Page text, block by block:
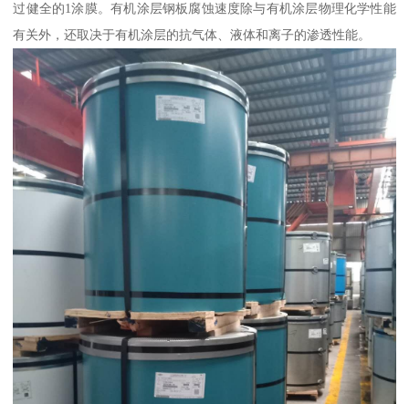
过健全的1涂膜。有机涂层钢板腐蚀速度除与有机涂层物理化学性能
有关外，还取决于有机涂层的抗气体、液体和离子的渗透性能。